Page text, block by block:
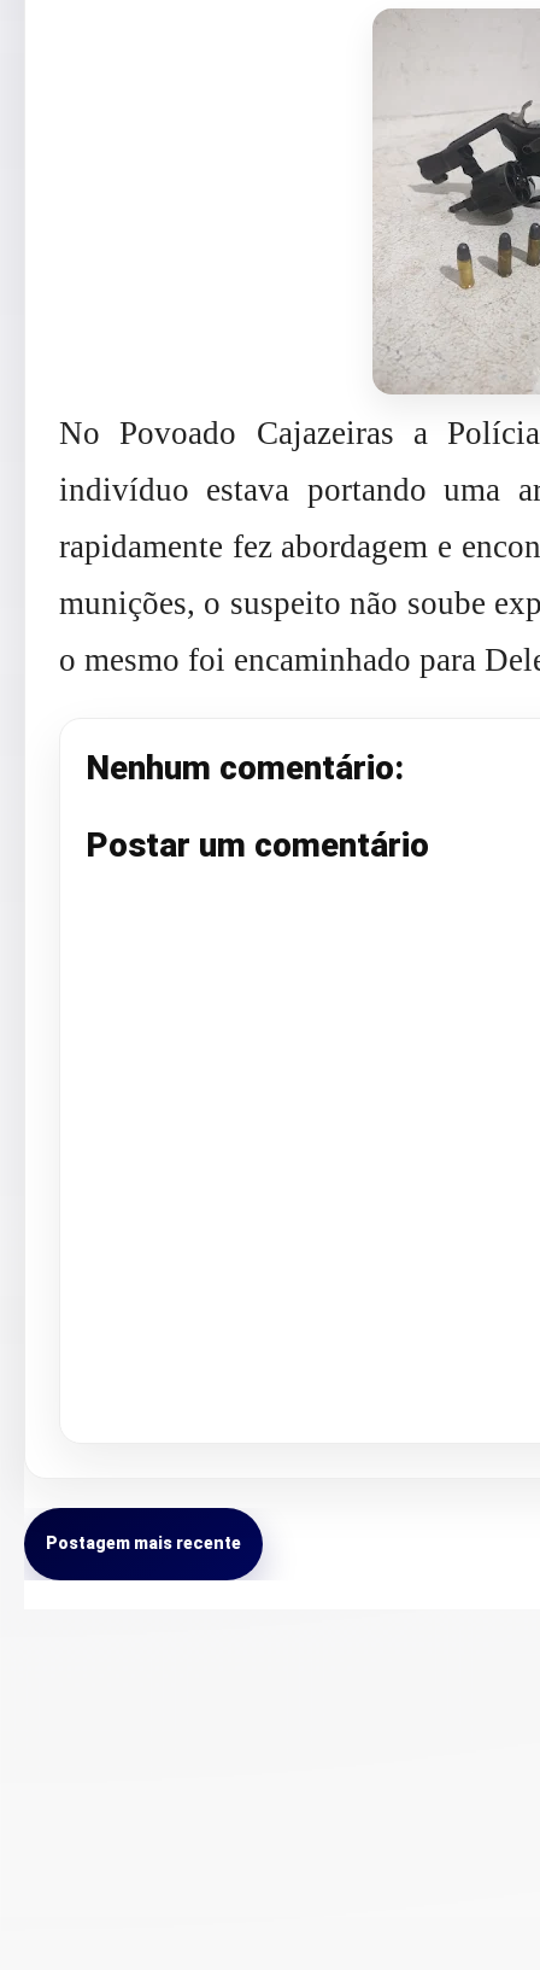
No Povoado Cajazeiras a
indivíduo estava portando uma
rapidamente fez abordagem e
munições, o suspeito não soube
o mesmo foi encaminhado para
Nenhum comentário:
Postar um comentário
Postagem mais recente